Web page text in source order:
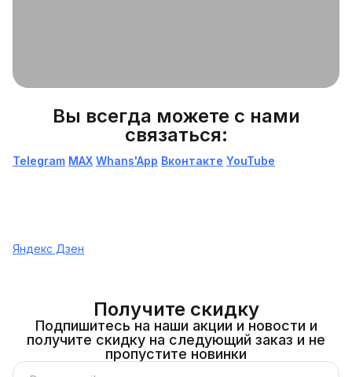
Вы всегда можете с нами
связаться:
Telegram МАХ Whans'App Вконтакте YouTube
Яндекс Дзен
Получите скидку
Подпишитесь на наши акции и новости и
получите скидку на следующий заказ и не
пропустите новинки